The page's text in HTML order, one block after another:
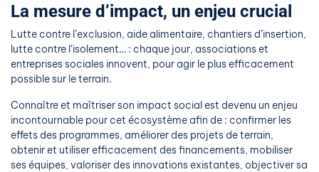
La mesure d’impact, un enjeu crucial
Lutte contre l’exclusion, aide alimentaire, chantiers d’insertion,
lutte contre l’isolement… : chaque jour, associations et
entreprises sociales innovent, pour agir le plus efficacement
possible sur le terrain.
Connaître et maîtriser son impact social est devenu un enjeu
incontournable pour cet écosystème afin de : confirmer les
effets des programmes, améliorer des projets de terrain,
obtenir et utiliser efficacement des financements, mobiliser
ses équipes, valoriser des innovations existantes, objectiver sa